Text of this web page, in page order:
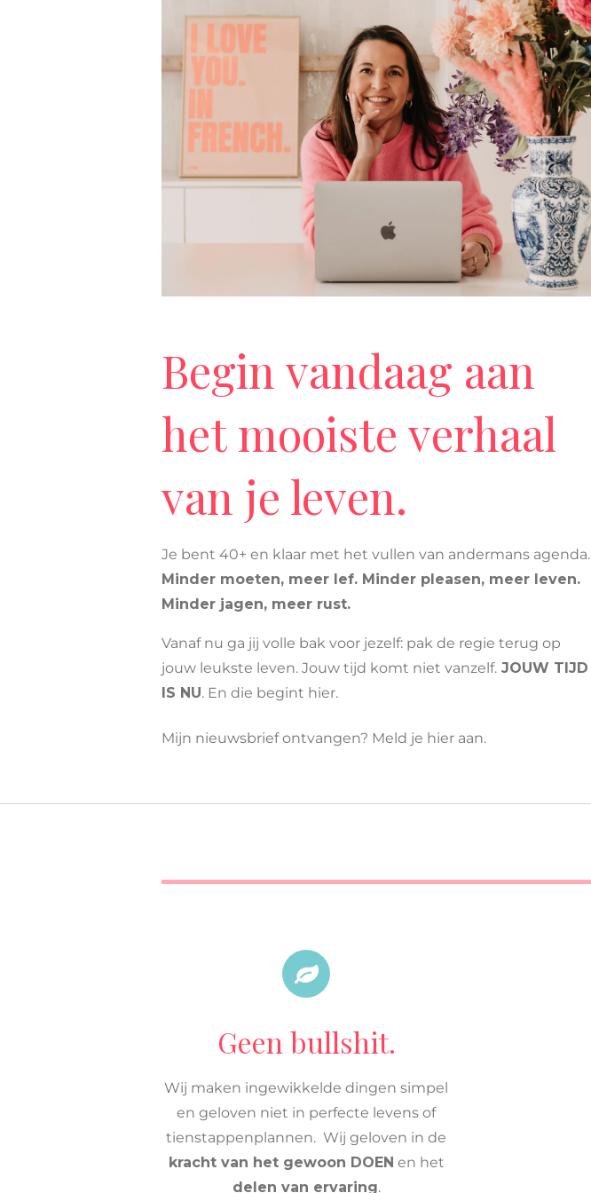
Begin vandaag aan
het mooiste verhaal
van je leven.
Je bent 40+ en klaar met het vullen van andermans agenda.
Minder moeten, meer lef. Minder pleasen, meer leven.
Minder jagen, meer rust.
Vanaf nu ga jij volle bak voor jezelf: pak de regie terug op
jouw leukste leven. Jouw tijd komt niet vanzelf. JOUW TIJD
IS NU. En die begint hier.
Mijn nieuwsbrief ontvangen? Meld je hier aan.
Geen bullshit.
Wij maken ingewikkelde dingen simpel
en geloven niet in perfecte levens of
tienstappenplannen. Wij geloven in de
kracht van het gewoon DOEN en het
delen van ervaring.